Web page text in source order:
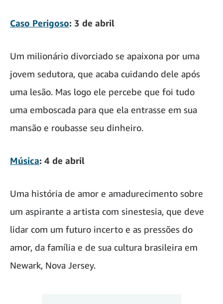
Caso Perigoso: 3 de abril
Um milionário divorciado se apaixona por uma
jovem sedutora, que acaba cuidando dele após
uma lesão. Mas logo ele percebe que foi tudo
uma emboscada para que ela entrasse em sua
mansão e roubasse seu dinheiro.
Música: 4 de abril
Uma história de amor e amadurecimento sobre
um aspirante a artista com sinestesia, que deve
lidar com um futuro incerto e as pressões do
amor, da família e de sua cultura brasileira em
Newark, Nova Jersey.